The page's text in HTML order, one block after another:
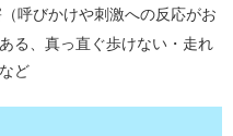
呼びかけや刺激への反応がお
る、真っ直ぐ歩けない・走れ
ど